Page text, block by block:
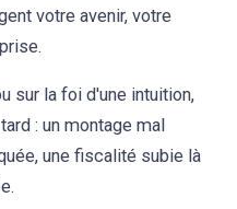
votre avenir, votre
sur la foi d'une intuition,
: un montage mal
une fiscalité subie là